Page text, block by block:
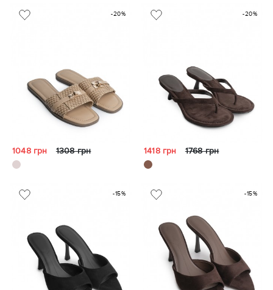
-20%
1048 грн 1308 грн
-20%
1418 грн 1768 грн
-15% -15%